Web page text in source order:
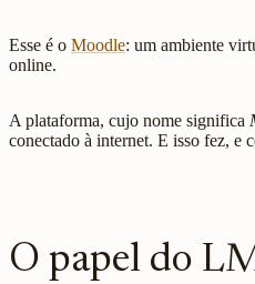
Esse é o Moodle: um ambiente
online.
A plataforma, cujo nome significa
conectado à internet. E isso fez, e
O papel do